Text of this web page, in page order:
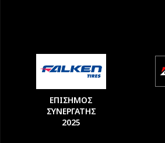
ΕΠΙΣΗΜΟΣ
ΣΥΝΕΡΓΑΤΗΣ
2025